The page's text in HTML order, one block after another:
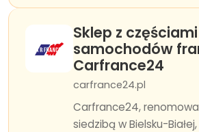
Sklep z
samochodów
Carfrance24
carfrance24.pl
Carfrance24,
siedzibą w Bielsku-